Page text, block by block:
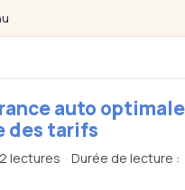
auto optimale
des tarifs
lectures · Durée de lecture :